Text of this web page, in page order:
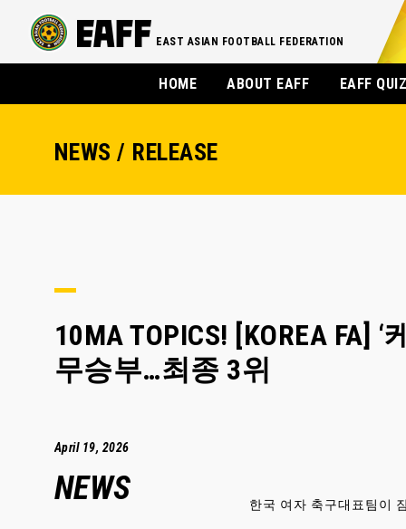
EAST ASIAN FOOTBALL FEDERATION
HOME ABOUT EAFF EAFF
NEWS / RELEASE
10MA TOPICS! [KOREA
무승부…최종 3위
April 19, 2026
NEWS 한국 여자 축구대표팀이